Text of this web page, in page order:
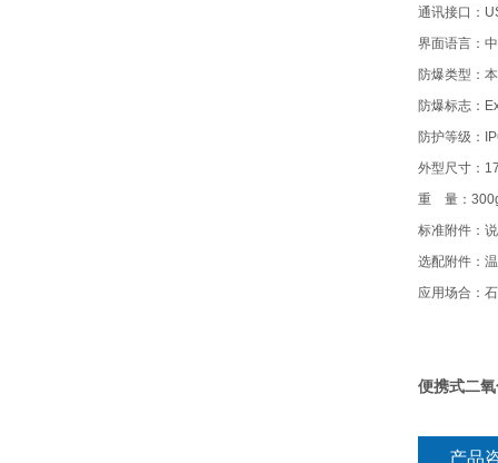
通讯接口：
界面语言：
防爆类型：
防爆标志：
防护等级：
外型尺寸：
重 量：
标准附件：
选配附件：
应用场合：
便携式二
产品